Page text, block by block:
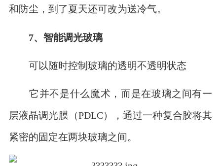
和防尘，到了夏天还可改为送冷气。
7、智能调光玻璃
可以随时控制玻璃的透明不透明状态
它并不是什么魔术，而是在玻璃之间有一
层液晶调光膜（PDLC），通过一种复合胶将其
紧密的固定在两块玻璃之间。